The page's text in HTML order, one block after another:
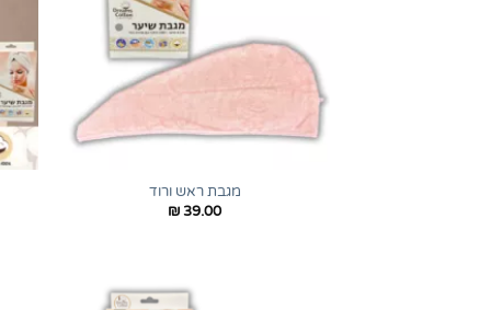
מגבת ראש ורוד
₪39.00